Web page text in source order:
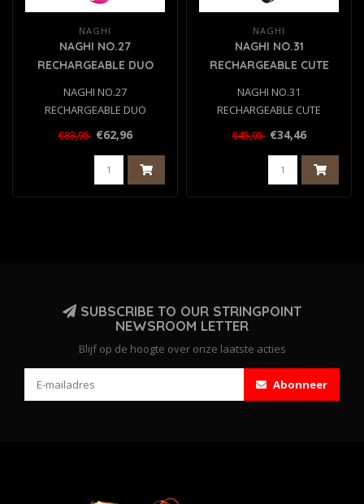
NAGHI
NAGHI NO.27
RECHARGEABLE DUO
NAGHI NO.27
RECHARGEABLE DUO
VIBRATOR
€83,95 €62,96
NAGHI
NAGHI NO.31
RECHARGEABLE CUTE
NAGHI NO.31
RECHARGEABLE CUTE
VIBRATOR
€45,95 €34,46
SUBSCRIBE TO OUR STRINGPOINT
NEWSROOM LETTER
Blijf op de hoogte over onze laatste acties
Abonneer